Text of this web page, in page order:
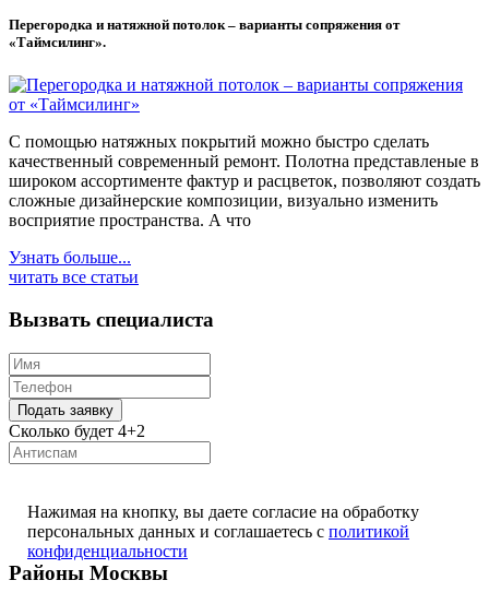
Перегородка и натяжной потолок – варианты сопряжения от
«Таймсилинг».
С помощью натяжных покрытий можно быстро сделать
качественный современный ремонт. Полотна представленые в
широком ассортименте фактур и расцветок, позволяют создать
сложные дизайнерские композиции, визуально изменить
восприятие пространства. А что
Узнать больше...
читать все статьи
Вызвать специалиста
Сколько будет 4+2
Нажимая на кнопку, вы даете согласие на обработку
персональных данных и соглашаетесь с политикой
конфиденциальности
Районы Москвы